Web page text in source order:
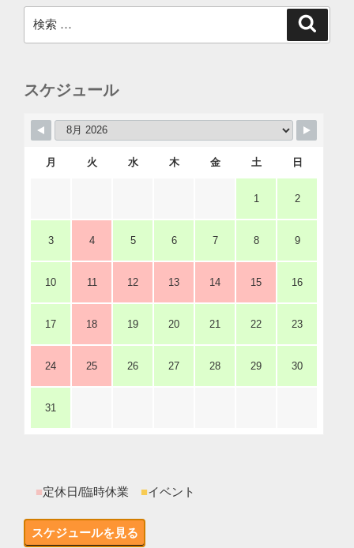
索:
スケジュール
月 火 水 木 金 土 日
1 2
3 4 5 6 7 8 9
10 11 12 13 14 15 16
17 18 19 20 21 22 23
24 25 26 27 28 29 30
31
■定休日/臨時休業 ■イベント
スケジュールを見る